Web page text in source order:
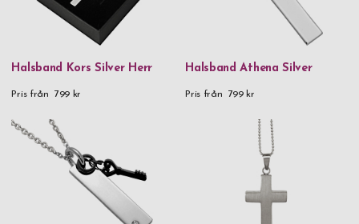
Halsband Kors Silver Herr
Pris från 799 kr
Halsband Athena Silver
Pris från 799 kr